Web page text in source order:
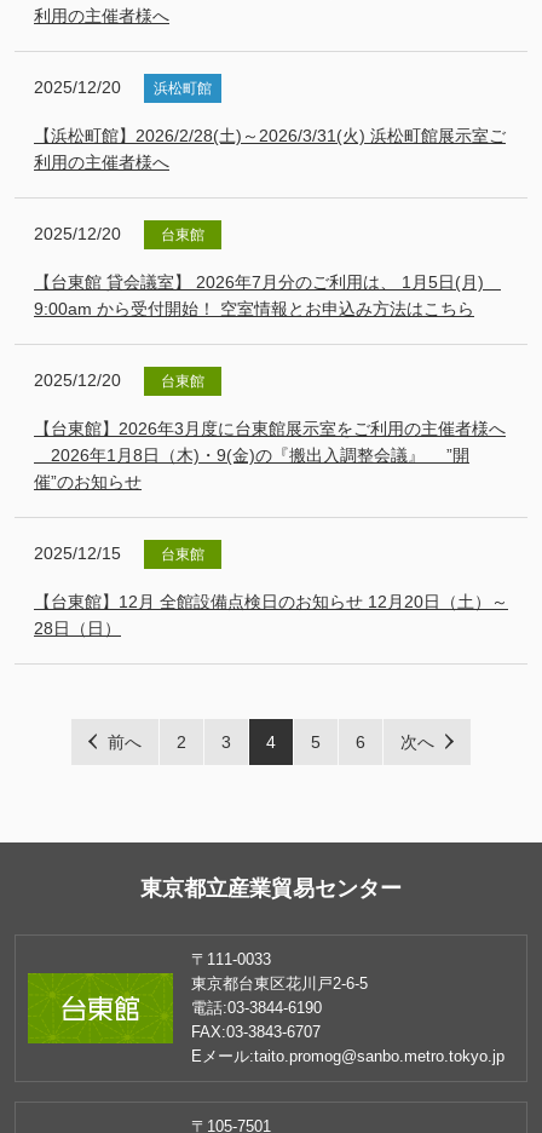
利用の主催者様へ
2025/12/20 浜松町館
【浜松町館】2026/2/28(土)～2026/3/31(火) 浜松町館展示室ご
利用の主催者様へ
2025/12/20 台東館
【台東館 貸会議室】 2026年7月分のご利用は、 1月5日(月)
9:00am から受付開始！ 空室情報とお申込み方法はこちら
2025/12/20 台東館
【台東館】2026年3月度に台東館展示室をご利用の主催者様へ
2026年1月8日（木)・9(金)の『搬出入調整会議』 ”開
催”のお知らせ
2025/12/15 台東館
【台東館】12月 全館設備点検日のお知らせ 12月20日（土）～
28日（日）
前へ 2 3 4 5 6 次へ
東京都立産業貿易センター
〒111-0033
東京都台東区花川戸2-6-5
電話:03-3844-6190
FAX:03-3843-6707
Eメール:taito.promog@sanbo.metro.tokyo.jp
〒105-7501